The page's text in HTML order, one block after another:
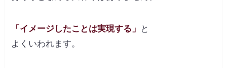
「イメージしたことは実現する」
と
よくいわれます。